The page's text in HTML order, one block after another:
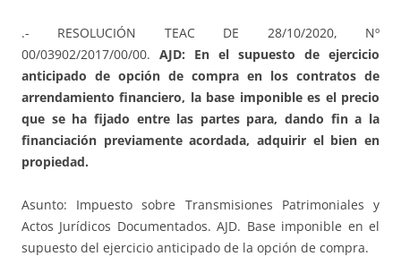
.- RESOLUCIÓN TEAC DE 28/10/2020, Nº
00/03902/2017/00/00. AJD: En el supuesto de ejercicio
anticipado de opción de compra en los contratos de
arrendamiento financiero, la base imponible es el precio
que se ha fijado entre las partes para, dando fin a la
financiación previamente acordada, adquirir el bien en
propiedad.
Asunto: Impuesto sobre Transmisiones Patrimoniales y
Actos Jurídicos Documentados. AJD. Base imponible en el
supuesto del ejercicio anticipado de la opción de compra.